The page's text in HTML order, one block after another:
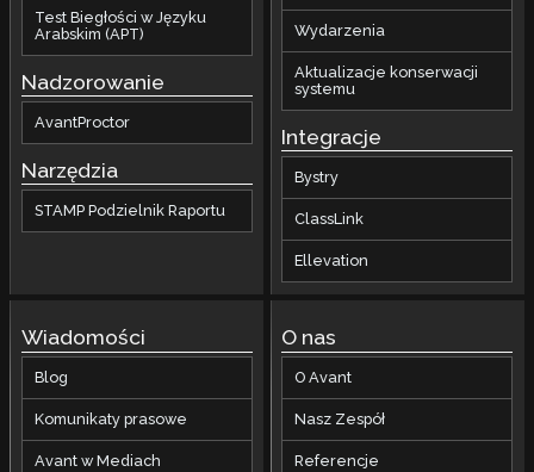
Test Biegłości w Języku
Arabskim (APT)
Nadzorowanie
AvantProctor
Narzędzia
STAMP Podzielnik Raportu
Wydarzenia
Aktualizacje konserwacji
systemu
Integracje
Bystry
ClassLink
Ellevation
Wiadomości
Blog
Komunikaty prasowe
Avant w Mediach
O nas
O Avant
Nasz Zespół
Referencje